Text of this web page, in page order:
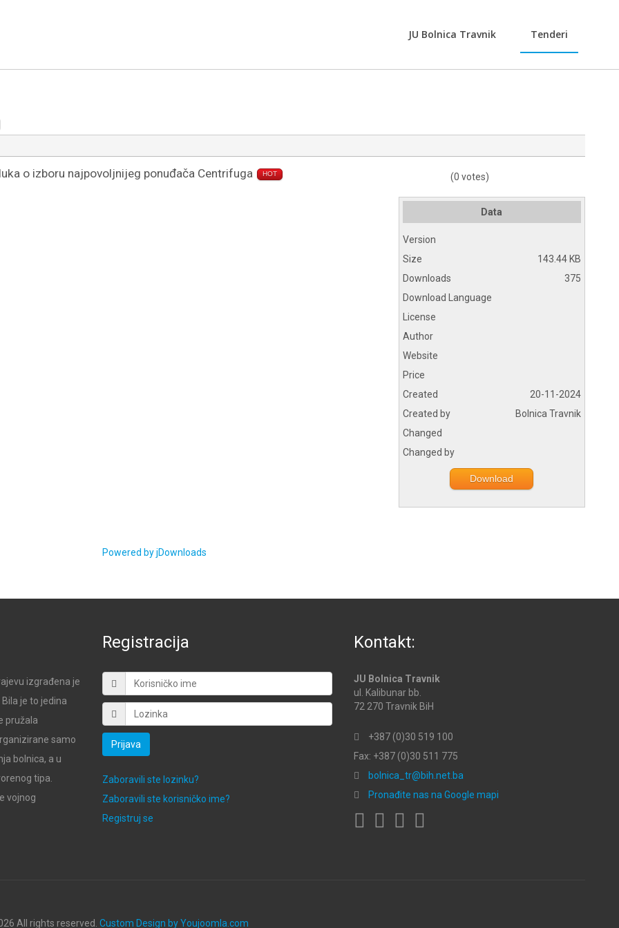
JU Bolnica Travnik Tenderi
o izboru najpovoljnijeg ponuđača Centrifuga HOT (0 votes)
Data
Version
Size
143.44 KB
Downloads
375
Download Language
License
Author
Website
Price
Created
20-11-2024
Created by
Bolnica Travnik
Changed
Changed by
Download
Powered by jDownloads
izgrađena je
je to jedina
pružala
samo
bolnica, a u
tipa.
vojnog
Registracija
Prijava
Zaboravili ste lozinku?
Zaboravili ste korisničko ime?
Registruj se
Kontakt:
JU Bolnica Travnik
ul. Kalibunar bb.
72 270 Travnik BiH
+387 (0)30 519 100
Fax: +387 (0)30 511 775
bolnica_tr@bih.net.ba
Pronađite nas na Google mapi
All rights reserved. Custom Design by Youjoomla.com